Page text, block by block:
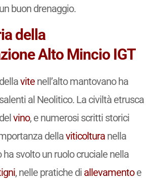
buon drenaggio.
della
Alto Mincio IGT
vitenell’alto mantovano ha
al Neolitico. La civiltà etrusca
vino, e numerosi scritti storici
dellaviticolturanella
ha svolto un ruolo cruciale nella
, nelle pratiche di allevamentoe